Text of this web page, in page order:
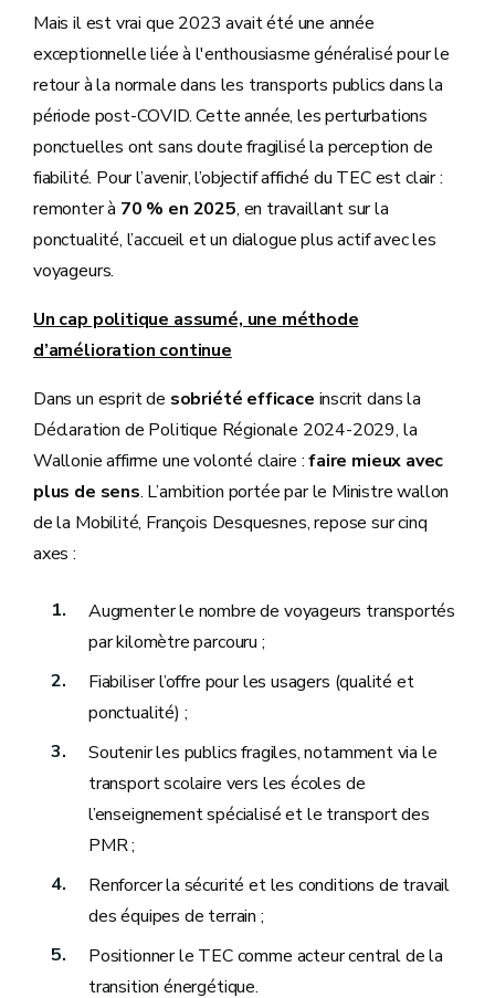
Mais il est vrai que 2023 avait été une année
exceptionnelle liée à l'enthousiasme généralisé pour le
retour à la normale dans les transports publics dans la
période post-COVID. Cette année, les perturbations
ponctuelles ont sans doute fragilisé la perception de
fiabilité. Pour l’avenir, l’objectif affiché du TEC est clair :
remonter à 70 % en 2025, en travaillant sur la
ponctualité, l’accueil et un dialogue plus actif avec les
voyageurs.
Un cap politique assumé, une méthode
d’amélioration continue
Dans un esprit de sobriété efficace inscrit dans la
Déclaration de Politique Régionale 2024-2029, la
Wallonie affirme une volonté claire :faire mieux avec
plus de sens. L’ambition portée par le Ministre wallon
de la Mobilité, François Desquesnes, repose sur cinq
axes :
Augmenter le nombre de voyageurs transportés
par kilomètre parcouru ;
Fiabiliser l’offre pour les usagers (qualité et
ponctualité) ;
Soutenir les publics fragiles, notamment via le
transport scolaire vers les écoles de
l’enseignement spécialisé et le transport des
PMR ;
Renforcer la sécurité et les conditions de travail
des équipes de terrain ;
Positionner le TEC comme acteur central de la
transition énergétique.